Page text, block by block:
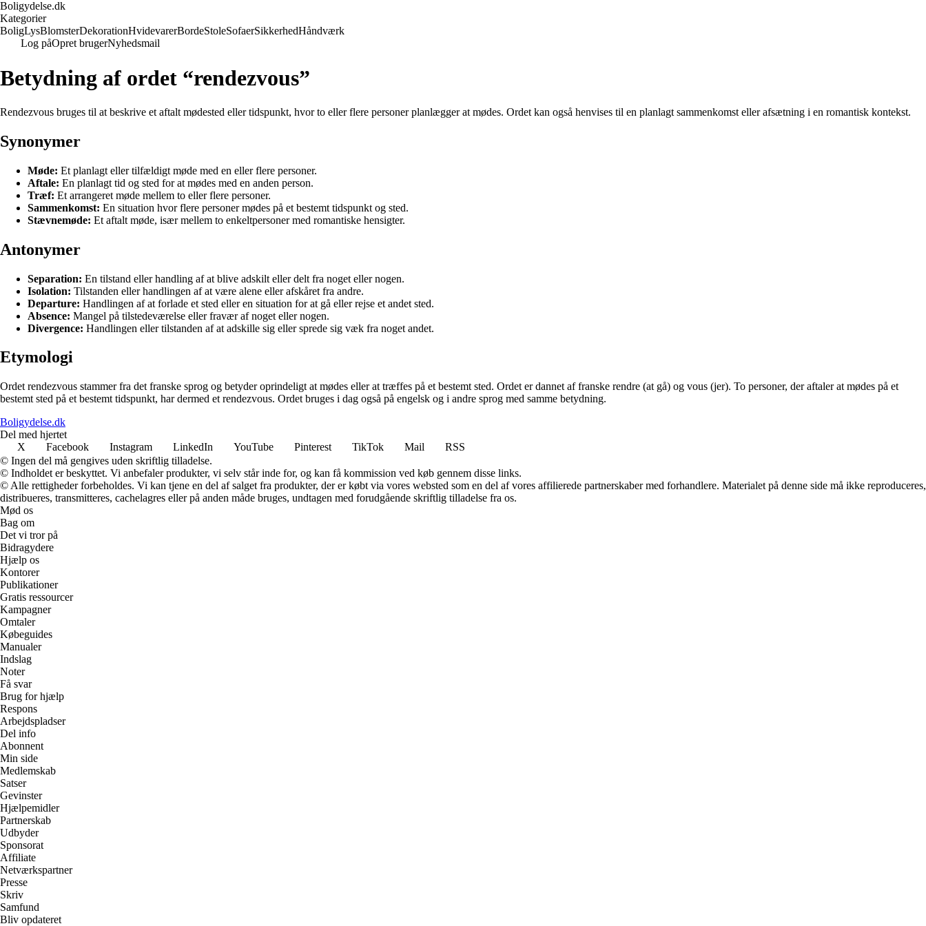
Boligydelse.dk
Kategorier
BoligLysBlomsterDekorationHvidevarerBordeStoleSofaerSikkerhedHåndværk
Log påOpret brugerNyhedsmail
Betydning af ordet “rendezvous”
Rendezvous bruges til at beskrive et aftalt mødested eller tidspunkt, hvor to eller flere personer planlægger at mødes. Ordet kan også henvises til en planlagt sammenkomst eller afsætning i en romantisk kontekst.
Synonymer
Møde: Et planlagt eller tilfældigt møde med en eller flere personer.
Aftale: En planlagt tid og sted for at mødes med en anden person.
Træf: Et arrangeret møde mellem to eller flere personer.
Sammenkomst: En situation hvor flere personer mødes på et bestemt tidspunkt og sted.
Stævnemøde: Et aftalt møde, især mellem to enkeltpersoner med romantiske hensigter.
Antonymer
Separation: En tilstand eller handling af at blive adskilt eller delt fra noget eller nogen.
Isolation: Tilstanden eller handlingen af at være alene eller afskåret fra andre.
Departure: Handlingen af at forlade et sted eller en situation for at gå eller rejse et andet sted.
Absence: Mangel på tilstedeværelse eller fravær af noget eller nogen.
Divergence: Handlingen eller tilstanden af at adskille sig eller sprede sig væk fra noget andet.
Etymologi
Ordet rendezvous stammer fra det franske sprog og betyder oprindeligt at mødes eller at træffes på et bestemt sted. Ordet er dannet af franske rendre (at gå) og vous (jer). To personer, der aftaler at mødes på et
bestemt sted på et bestemt tidspunkt, har dermed et rendezvous. Ordet bruges i dag også på engelsk og i andre sprog med samme betydning.
Boligydelse.dk
Del med hjertet
X
Facebook Instagram LinkedIn YouTube Pinterest TikTok Mail
RSS
© Ingen del må gengives uden skriftlig tilladelse.
© Indholdet er beskyttet. Vi anbefaler produkter, vi selv står inde for, og kan få kommission ved køb gennem disse links.
© Alle rettigheder forbeholdes. Vi kan tjene en del af salget fra produkter, der er købt via vores websted som en del af vores affilierede partnerskaber med forhandlere. Materialet på denne side må ikke reproduceres,
distribueres, transmitteres, cachelagres eller på anden måde bruges, undtagen med forudgående skriftlig tilladelse fra os.
Mød os
Bag om
Det vi tror på
Bidragydere
Hjælp os
Kontorer
Publikationer
Gratis ressourcer
Kampagner
Omtaler
Købeguides
Manualer
Indslag
Noter
Få svar
Brug for hjælp
Respons
Arbejdspladser
Del info
Abonnent
Min side
Medlemskab
Satser
Gevinster
Hjælpemidler
Partnerskab
Udbyder
Sponsorat
Affiliate
Netværkspartner
Presse
Skriv
Samfund
Bliv opdateret